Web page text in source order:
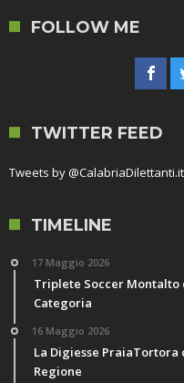
FOLLOW ME
TWITTER FEED
Tweets by @CalabriaDilettanti.it
TIMELINE
17 Maggio 2026
Triplete Soccer Montalto
Categoria
16 Maggio 2026
La Digiesse
Regione